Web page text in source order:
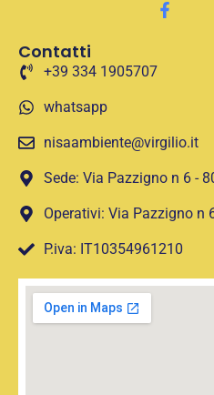
Contatti
+39 334 1905707
whatsapp
nisaambiente@virgilio.it
Sede: Via Pazzigno n 6 -
Operativi: Via Pazzigno n
P.iva: IT10354961210